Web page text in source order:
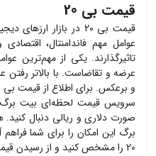
قیمت بی 20
قیمت بی 20
در بازار ارزهای
عوامل مهم فاندامنتال،
تاثیرگذارند. یکی از مهم‌ترین
عرضه و تقاضاست. با بالاتر رفتن
و برعکس. برای اطلاع از قیمت بی 20
سرویس قیمت لحظه‌ای بیت برگ
صورت دلاری و ریالی دنبال
برگ این امکان را برای شما
20 را مشخص کنید و از رسیدن